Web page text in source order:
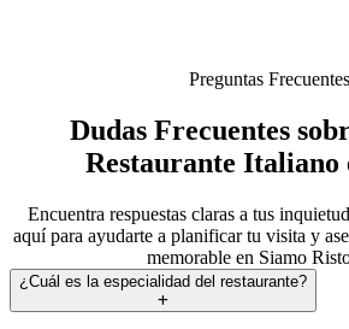
Preguntas Frecuentes
Dudas Frecuentes
Restaurante Italiano
Encuentra respuestas claras a tus
aquí para ayudarte a planificar tu visita y
memorable en Siamo
¿Cuál es la especialidad del restaurante?